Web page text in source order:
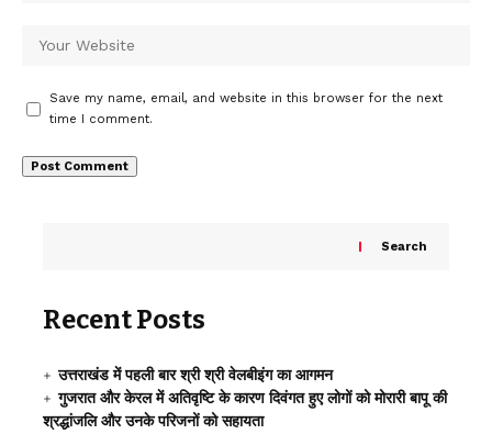
Save my name, email, and website in this browser for the next
time I comment.
Search
Recent Posts
उत्तराखंड में पहली बार श्री श्री वेलबीइंग का आगमन
गुजरात और केरल में अतिवृष्टि के कारण दिवंगत हुए लोगों को मोरारी बापू की
श्रद्धांजलि और उनके परिजनों को सहायता